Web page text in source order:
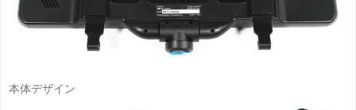
本体デザイン